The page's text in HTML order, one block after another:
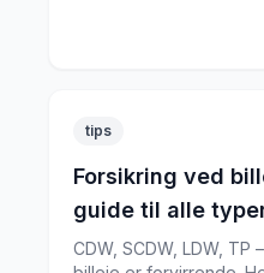
tips
Forsikring ved
guide til alle
CDW, SCDW, LDW,